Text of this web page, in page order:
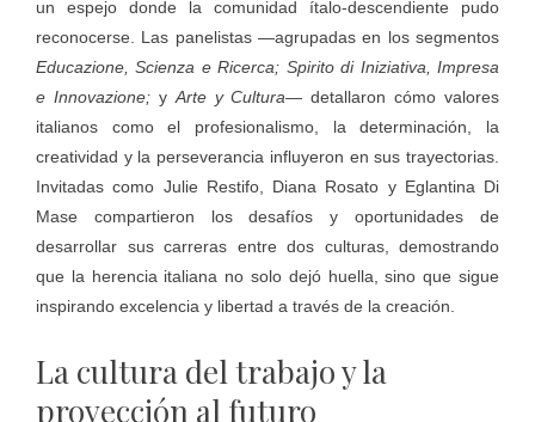
un espejo donde la comunidad ítalo-descendiente pudo
reconocerse. Las panelistas —agrupadas en los segmentos
Educazione, Scienza e Ricerca; Spirito di Iniziativa, Impresa
e Innovazione;y Arte y Cultura— detallaron cómo valores
italianos como el profesionalismo, la determinación, la
creatividad y la perseverancia influyeron en sus trayectorias.
Invitadas como Julie Restifo, Diana Rosato y Eglantina Di
Mase compartieron los desafíos y oportunidades de
desarrollar sus carreras entre dos culturas, demostrando
que la herencia italiana no solo dejó huella, sino que sigue
inspirando excelencia y libertad a través de la creación.
La cultura del trabajo y la
proyección al futuro